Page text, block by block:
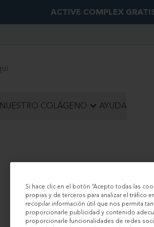
ACTIVE COMPLEX
NUESTRO COLÁGENO AYUDA
Si hace clic en el botón “Acepto todas las
propias y de terceros para analizar el tráfico
recopilar información útil que nos permita
proporcionarle publicidad y contenido
proporcionarle funcionalidades de redes